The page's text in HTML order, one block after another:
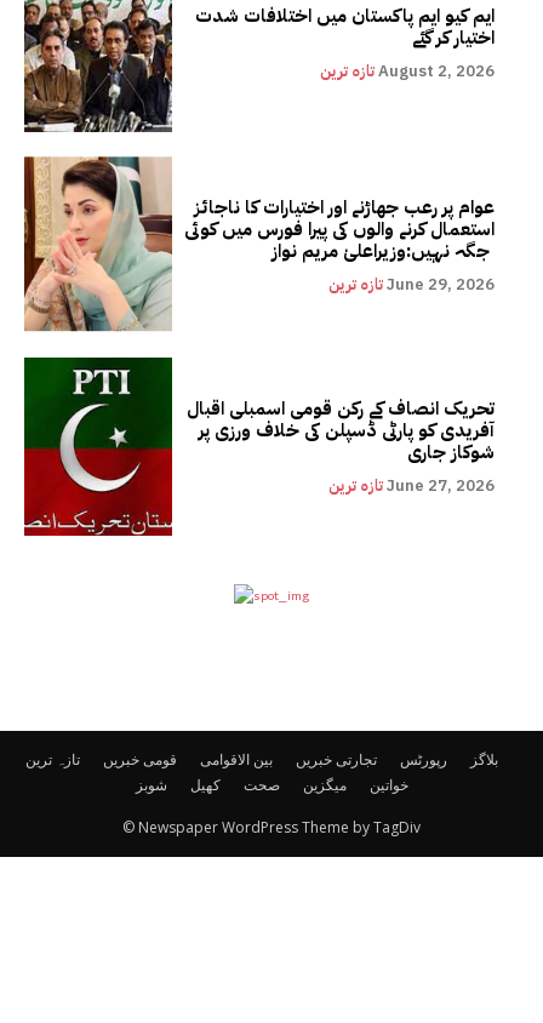
ایم کیو ایم پاکستان میں اختلافات شدت
اختیار کر گئے
تازہ ترینAugust 2, 2026
عوام پر رعب جھاڑنے اور اختیارات کا ناجائز
استعمال کرنے والوں کی پیرا فورس میں کوئی
تازہ ترینJune 29, 2026
تحریک انصاف کے رکن قومی اسمبلی اقبال
آفریدی کو پارٹی ڈسپلن کی خلاف ورزی پر
شوکاز جاری
تازہ ترینJune 27, 2026
تازہ ترین قومی خبریں بین الاقوامی تجارتی خبریں رپورٹس
بلاگز
شوبز
کھیل صحت میگزین خواتین
© Newspaper WordPress Theme by TagDiv